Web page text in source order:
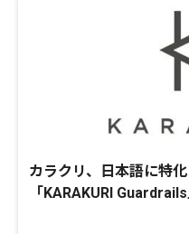
カラクリ、日本語に特
「KARAKURI